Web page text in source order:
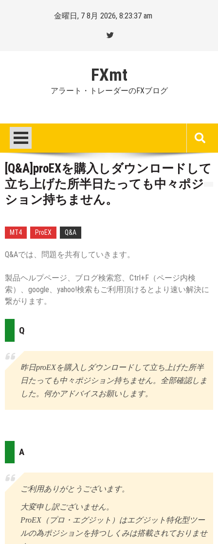
金曜日, 7 8月 2026, 8:23:38 am
FXmt
アラート・トレーダーのFXブログ
[Q&A]proEXを購入しダウンロードして
立ち上げた所半日たっても中々ポジ
ション持ちません。
Posted
on
12-
05
By
Mt.
MT4 ProEX Q&A
Q&Aでは、問題を共有していきます。
製品ヘルプページ、ブログ検索窓、Ctrl+F（ページ内検
索）、google、yahoo!検索もご利用頂けるとより速い解決に
繋がります。
Q
昨日proEXを購入しダウンロードして立ち上げた所半
日たっても中々ポジション持ちません。全部確認しま
した。何かアドバイスお願いします。
A
ご利用ありがとうございます。
大変申し訳ございません。
ProEX（プロ・エグジット）はエグジット特化型ツー
ルの為ポジションを持つしくみは搭載されておりませ